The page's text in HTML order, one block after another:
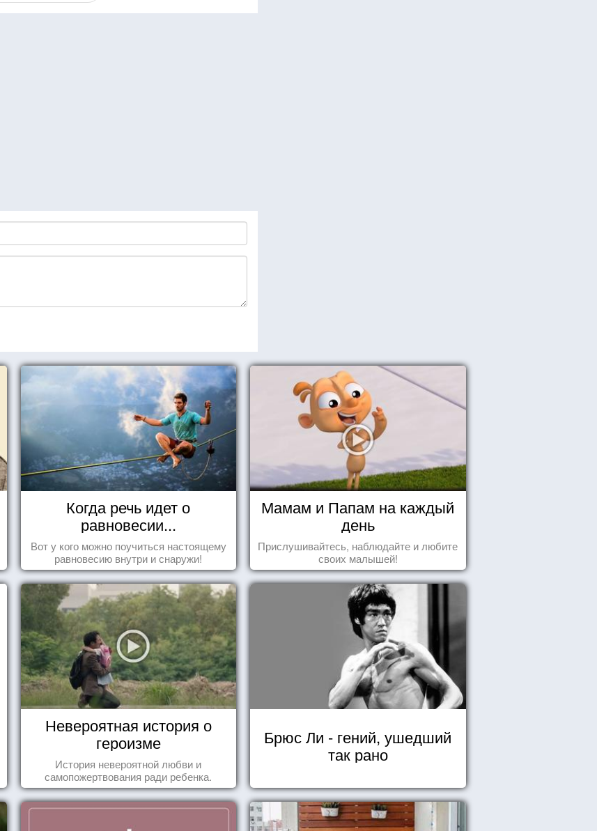
Когда речь идет о
равновесии...
Вот у кого можно поучиться настоящему
равновесию внутри и снаружи!
Мамам и Папам на каждый
день
Прислушивайтесь, наблюдайте и любите
своих малышей!
Невероятная история о
героизме
История невероятной любви и
самопожертвования ради ребенка.
Брюс Ли - гений, ушедший
так рано